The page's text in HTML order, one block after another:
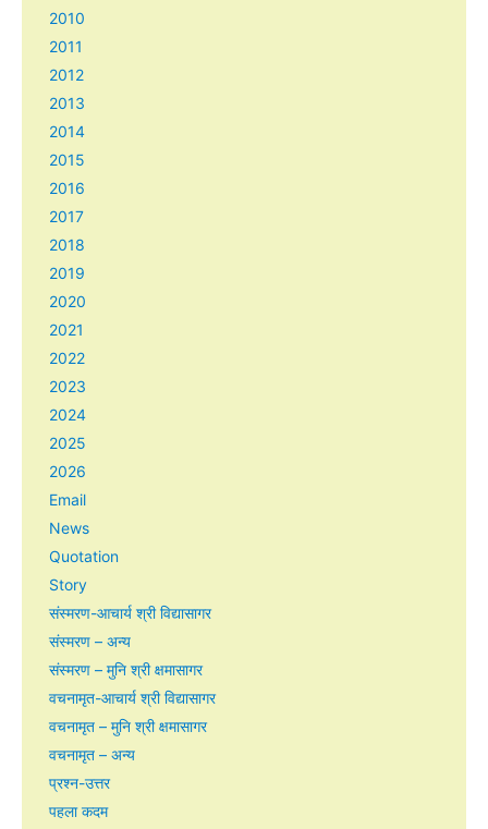
2010
2011
2012
2013
2014
2015
2016
2017
2018
2019
2020
2021
2022
2023
2024
2025
2026
Email
News
Quotation
Story
संस्मरण-आचार्य श्री विद्यासागर
संस्मरण – अन्य
संस्मरण – मुनि श्री क्षमासागर
वचनामृत-आचार्य श्री विद्यासागर
वचनामृत – मुनि श्री क्षमासागर
वचनामृत – अन्य
प्रश्न-उत्तर
पहला कदम